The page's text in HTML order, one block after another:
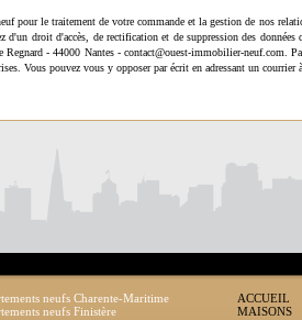
pour le traitement de votre commande et la gestion de nos
droit d'accès, de rectification et de suppression des données
- 44000 Nantes - contact@ouest-immobilier-neuf.com.
Vous pouvez vous y opposer par écrit en adressant un courrier
neufs Charente-Maritime
neufs Finistère
ACCUEIL
MAISONS